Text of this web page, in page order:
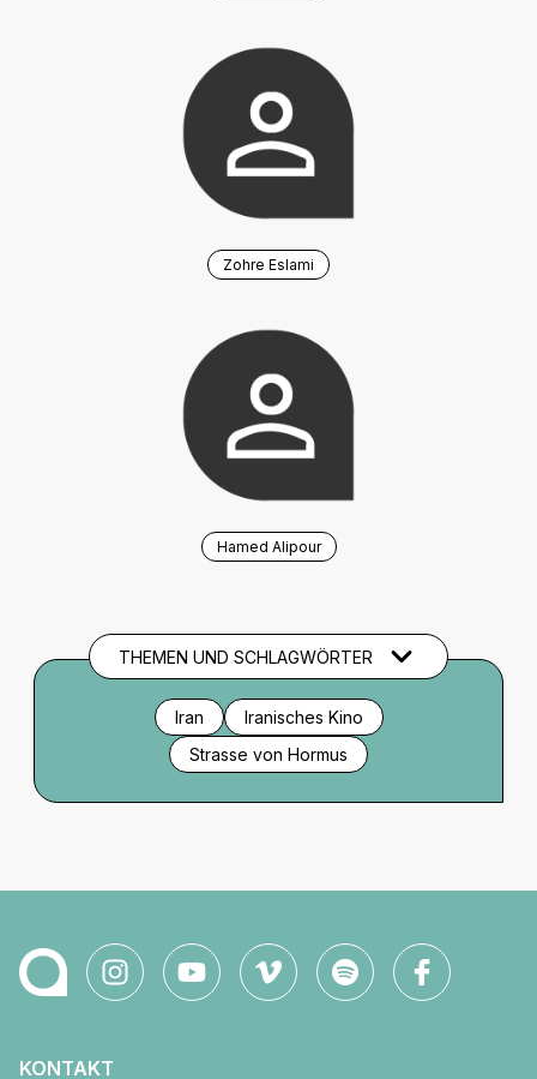
THEMEN UND SCHLAGWÖRTER
Iran
Iranisches Kino
Strasse von Hormus
Zohre Eslami
Hamed Alipour
KONTAKT